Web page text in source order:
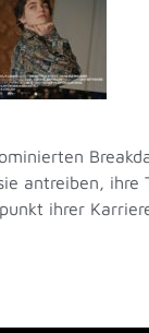
antreiben, ihre
ihrer